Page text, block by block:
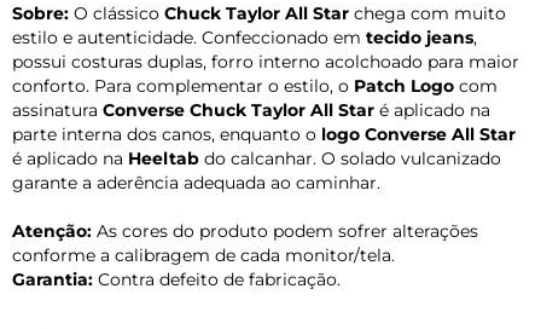
Sobre: O clássico Chuck Taylor All Star chega com muito
estilo e autenticidade. Confeccionado em tecido jeans,
possui costuras duplas, forro interno acolchoado para maior
conforto. Para complementar o estilo, o Patch Logo com
assinatura Converse Chuck Taylor All Star é aplicado na
parte interna dos canos, enquanto o logo Converse All Star
é aplicado na Heeltab do calcanhar. O solado vulcanizado
garante a aderência adequada ao caminhar.
Atenção: As cores do produto podem sofrer alterações
conforme a calibragem de cada monitor/tela.
Garantia: Contra defeito de fabricação.